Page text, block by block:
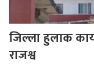
जिल्ला हुलाक
राजश्व